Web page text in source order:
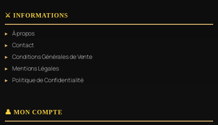
Les
options
peuvent
être
sur
la
page
⚔️ INFORMATIONS
À propos
Contact
Conditions Générales de Vente
Mentions Légales
Politique de Confidentialité
👤 MON COMPTE